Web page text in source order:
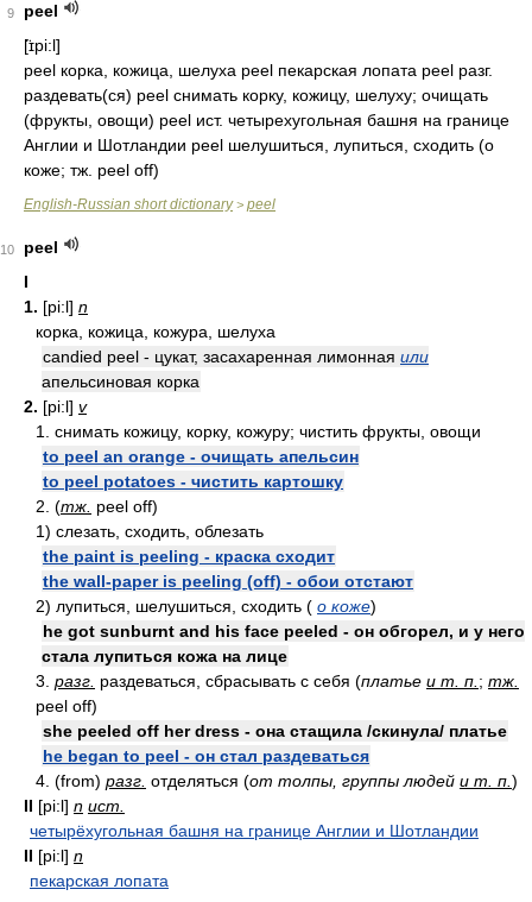
9
peel
[̈ɪpi:l]
peel корка, кожица, шелуха peel пекарская лопата peel разг.
раздевать(ся) peel снимать корку, кожицу, шелуху; очищать
(фрукты, овощи) peel ист. четырехугольная башня на границе
Англии и Шотландии peel шелушиться, лупиться, сходить (о
коже; тж. peel off)
English-Russian short dictionary> peel
10
peel
I
1. [pi:l] n
корка, кожица, кожура, шелуха
candied peel - цукат, засахаренная лимонная или
апельсиновая корка
2. [pi:l] v
1. снимать кожицу, корку, кожуру; чистить фрукты, овощи
to peel an orange - очищать апельсин
to peel potatoes - чистить картошку
2. (тж. peel off)
1) слезать, сходить, облезать
the paint is peeling - краска сходит
the wall-paper is peeling (off) - обои отстают
2) лупиться, шелушиться, сходить ( о коже)
he got sunburnt and his face peeled - он обгорел, и у него
стала лупиться кожа на лице
3. разг. раздеваться, сбрасывать с себя (платье и т. п. ; тж.
peel off)
she peeled off her dress - она стащила /скинула/ платье
he began to peel - он стал раздеваться
4. (from) разг. отделяться (от толпы, группы людей и т. п. )
II [pi:l] n ист.
четырёхугольная башня на границе Англии и Шотландии
II [pi:l] n
пекарская лопата